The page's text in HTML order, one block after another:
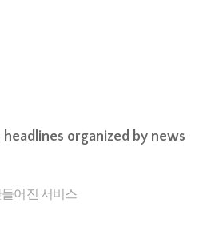
organized by news
어진 서비스